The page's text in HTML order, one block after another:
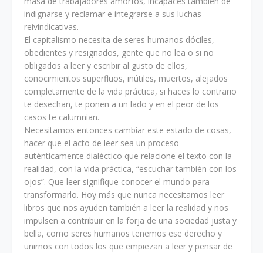
indignarse y reclamar e integrarse a sus luchas
reivindicativas.
El capitalismo necesita de seres humanos dóciles,
obedientes y resignados, gente que no lea o si no
obligados a leer y escribir al gusto de ellos,
conocimientos superfluos, inútiles, muertos, alejados
completamente de la vida práctica, si haces lo contrario
te desechan, te ponen a un lado y en el peor de los
casos te calumnian.
Necesitamos entonces cambiar este estado de cosas,
hacer que el acto de leer sea un proceso
auténticamente dialéctico que relacione el texto con la
realidad, con la vida práctica, “escuchar también con los
ojos”. Que leer signifique conocer el mundo para
transformarlo. Hoy más que nunca necesitamos leer
libros que nos ayuden también a leer la realidad y nos
impulsen a contribuir en la forja de una sociedad justa y
bella, como seres humanos tenemos ese derecho y
unirnos con todos los que empiezan a leer y pensar de